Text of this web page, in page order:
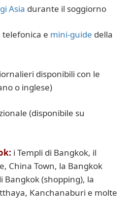
Asia durante il soggiorno
telefonica e mini-guide della
disponibili con le
o inglese)
(disponibile su
i Templi di Bangkok, il
China Town, la Bangkok
Bangkok (shopping), la
Kanchanaburi e molte